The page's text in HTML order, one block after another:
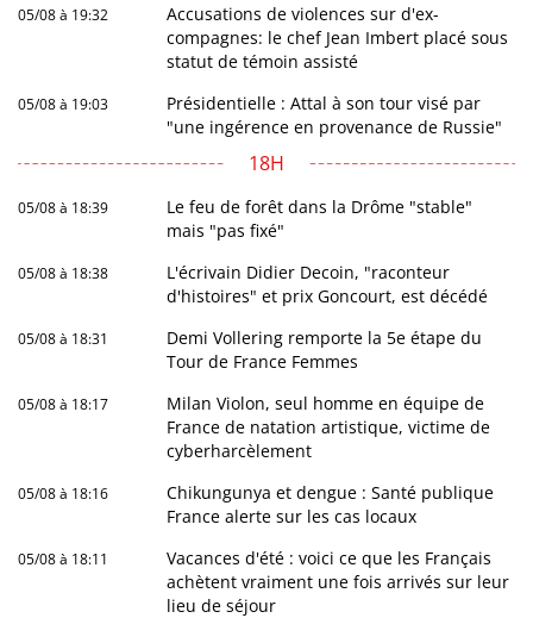
05/08 à 19:32
Accusations de violences sur d'ex-
compagnes: le chef Jean Imbert placé sous
statut de témoin assisté
05/08 à 19:03
Présidentielle : Attal à son tour visé par
"une ingérence en provenance de Russie"
18H
05/08 à 18:39
Le feu de forêt dans la Drôme "stable"
mais "pas fixé"
05/08 à 18:38
L'écrivain Didier Decoin, "raconteur
d'histoires" et prix Goncourt, est décédé
05/08 à 18:31
Demi Vollering remporte la 5e étape du
Tour de France Femmes
05/08 à 18:17
Milan Violon, seul homme en équipe de
France de natation artistique, victime de
cyberharcèlement
05/08 à 18:16
Chikungunya et dengue : Santé publique
France alerte sur les cas locaux
05/08 à 18:11
Vacances d'été : voici ce que les Français
achètent vraiment une fois arrivés sur leur
lieu de séjour